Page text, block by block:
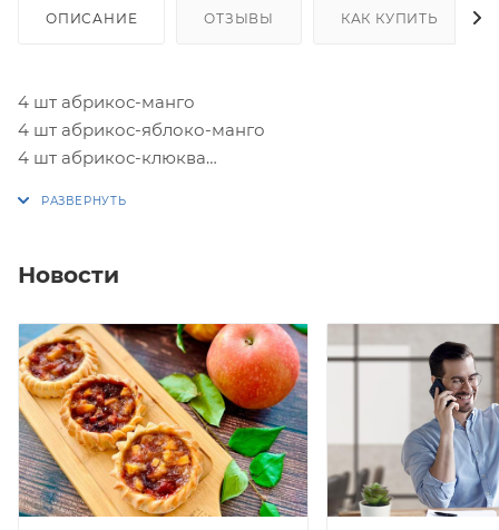
ОПИСАНИЕ ОТЗЫВЫ КАК КУПИТЬ
4 шт абрикос-манго
4 шт абрикос-яблоко-манго
4 шт абрикос-клюква
сдобного теста!
Вес коробки: 800-850 гр.
255,78 кКал/100 гр.
**Перечеркнутая цена является первоначальной,
без учета действующей в настоящий момент скидки
(спецпредложения)
Новости